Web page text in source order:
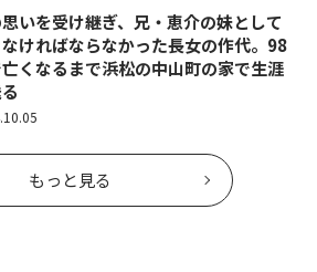
いを受け継ぎ、兄・恵介の妹として
ければならなかった長女の作代。98
くなるまで浜松の中山町の家で生涯
もっと見る